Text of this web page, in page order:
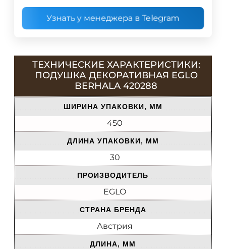
Узнать у менеджера в Telegram
ТЕХНИЧЕСКИЕ ХАРАКТЕРИСТИКИ:
ПОДУШКА ДЕКОРАТИВНАЯ EGLO
BERHALA 420288
ШИРИНА УПАКОВКИ, ММ
450
ДЛИНА УПАКОВКИ, ММ
30
ПРОИЗВОДИТЕЛЬ
EGLO
СТРАНА БРЕНДА
Австрия
ДЛИНА, ММ